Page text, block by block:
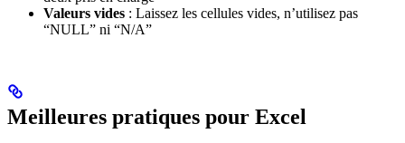
Valeurs vides : Laissez les cellules vides, n’utilisez pas
“NULL” ni “N/A”
Meilleures pratiques pour Excel